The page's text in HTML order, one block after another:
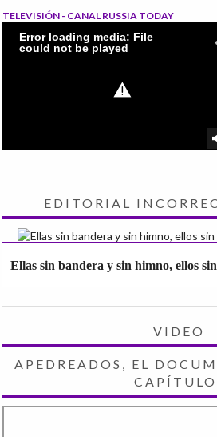
TELEVISIÓN - CANAL RUSSIA TODAY
EDITORIAL
Ellas sin bandera y sin himno, ellos
VIDEO
APEDREADOS, EL